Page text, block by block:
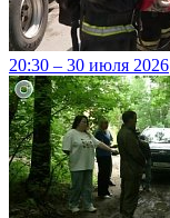
20:30 – 30 июля 2026